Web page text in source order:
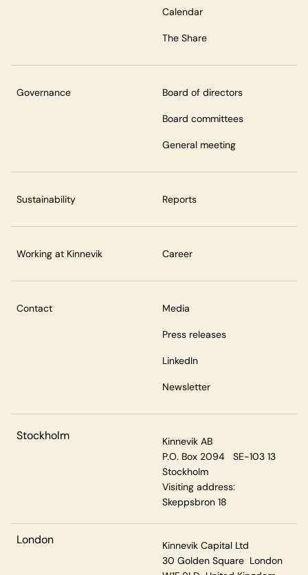
Calendar
The Share
Governance Board of directors
Board committees
General meeting
Sustainability Reports
Working at Kinnevik Career
Contact Media
Press releases
LinkedIn
Newsletter
Stockholm
Kinnevik AB
P.O. Box 2094 SE-103 13
Stockholm
Visiting address:
Skeppsbron 18
London
Kinnevik Capital Ltd
30 Golden Square London